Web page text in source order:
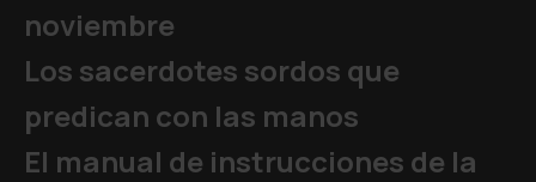
noviembre
Los sacerdotes sordos que
predican con las manos
El manual de instrucciones de la